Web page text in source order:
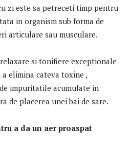
zi este sa petreceti timp pentru
in organism sub forma de
articulare sau musculare.
si tonifiere exceptionale
elimina cateva toxine ,
impuritatile acumulate in
de placerea unei bai de sare.
a da un aer proaspat